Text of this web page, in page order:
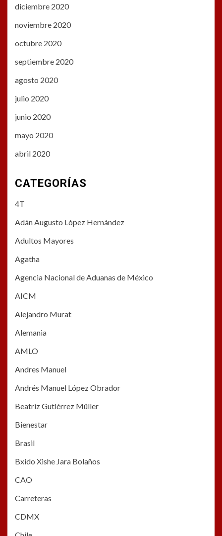
diciembre 2020
noviembre 2020
octubre 2020
septiembre 2020
agosto 2020
julio 2020
junio 2020
mayo 2020
abril 2020
CATEGORÍAS
4T
Adán Augusto López Hernández
Adultos Mayores
Agatha
Agencia Nacional de Aduanas de México
AICM
Alejandro Murat
Alemania
AMLO
Andres Manuel
Andrés Manuel López Obrador
Beatriz Gutiérrez Müller
Bienestar
Brasil
Bxido Xishe Jara Bolaños
CAO
Carreteras
CDMX